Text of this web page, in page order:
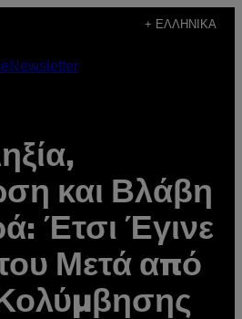
+ ΕΛΛΗΝΙΚΆ
Newsletter
και Βλάβη
Έτσι Έγινε
Μετά από